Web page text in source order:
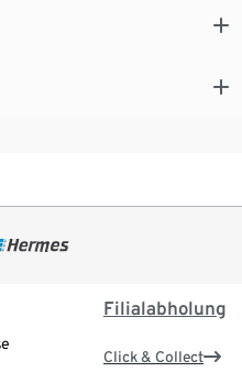
Filialabholung
Click & Collect